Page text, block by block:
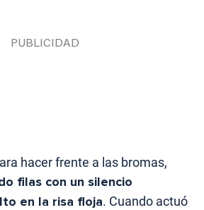
hacer frente a las bromas,
filas con un silencio
en la risa floja. Cuando actuó